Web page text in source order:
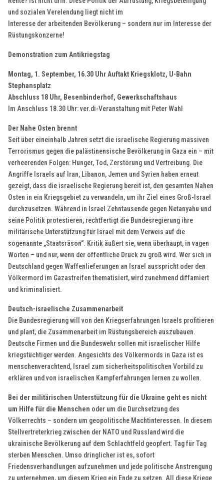
und sozialen Verelendung liegt nicht im
Interesse der arbeitenden Bevölkerung – sondern nur im Interesse der
Rüstungskonzerne!
Demonstration zum Antikriegstag
Montag, 1. September, 16.30 Uhr Auftakt Kriegsklotz, U-Bahn
Stephansplatz
Abschluss 18 Uhr, Besenbinderhof, Gewerkschaftshaus
Im Anschluss 18.30 Uhr: ver.di-Veranstaltung mit Peter Wahl
Der Nahe Osten brennt
Seit über eineinhalb Jahren setzt die israelische Regierung massiven
Terrorismus gegen die palästinensische Bevölkerung in Gaza ein – mit
verheerenden Folgen: Hunger, Tod, Zerstörung und Vertreibung. Die
Angriffe Israels auf Iran, Libanon, Jemen und Syrien haben erneut
gezeigt, dass die israelische Regierung bereit ist, den gesamten Nahen
Osten in ein Kriegsgebiet zu verwandeln, um ihr Ziel eines Groß-Israel
durchzusetzen. Während in Israel Zehntausende gegen Netanyahu und
seine Politik protestieren, rechtfertigt die Bundesregierung ihre
militärische Unterstützung für Israel mit dem Verweis auf die
sogenannte „Staatsräson“. Kritik äußert sie, wenn überhaupt, in vagen
Worten – und nur, wenn der öffentliche Druck zu groß wird. Wer sich in
Deutschland gegen Waffenlieferungen an Israel ausspricht oder den
Völkermord im Gazastreifen thematisiert, wird zunehmend diffamiert
und kriminalisiert.
Deutsch-israelische Zusammenarbeit
Die Bundesregierung will von den Kriegserfahrungen Israels profitieren
und plant, die Zusammenarbeit im Rüstungsbereich auszubauen.
Deutsche Firmen und die Bundeswehr sollen mit israelischer Hilfe
kriegstüchtiger werden. Angesichts des Völkermords in Gaza ist es
menschenverachtend, Israel zum sicherheitspolitischen Vorbild zu
erklären und von israelischen Kampferfahrungen lernen zu wollen.
Bei der militärischen Unterstützung für die Ukraine geht es nicht
um Hilfe für die Menschen oder um die Durchsetzung des
Völkerrechts – sondern um geopolitische Machtinteressen. In diesem
Stellvertreterkrieg zwischen der NATO und Russland wird die
ukrainische Bevölkerung auf dem Schlachtfeld geopfert. Tag für Tag
sterben Menschen. Umso dringlicher ist es, sofort
Friedensverhandlungen aufzunehmen und jede politische Anstrengung
zu unternehmen, um diesem Krieg ein Ende zu setzen. All diese Kriege